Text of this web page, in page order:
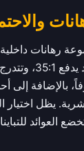
رهانات
المباشر على رقم
بالإضافة إلى
يظل اختيار